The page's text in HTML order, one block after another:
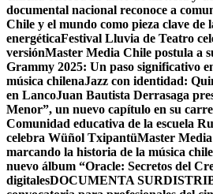
documental nacional reconoce a
Chile y el mundo como pieza clave de
energéticaFestival Lluvia de Teatro
versiónMaster Media Chile postula a
Grammy 2025: Un paso significativo
música chilenaJazz con identidad:
en LancoJuan Bautista Derrasaga
Menor”, ​​un nuevo capítulo en su
Comunidad educativa de la escuela
celebra Wüñol TxipantüMaster
marcando la historia de la música
nuevo álbum “Oracle: Secretos del
digitalesDOCUMENTA